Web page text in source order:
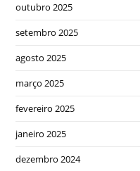
outubro 2025
setembro 2025
agosto 2025
março 2025
fevereiro 2025
janeiro 2025
dezembro 2024